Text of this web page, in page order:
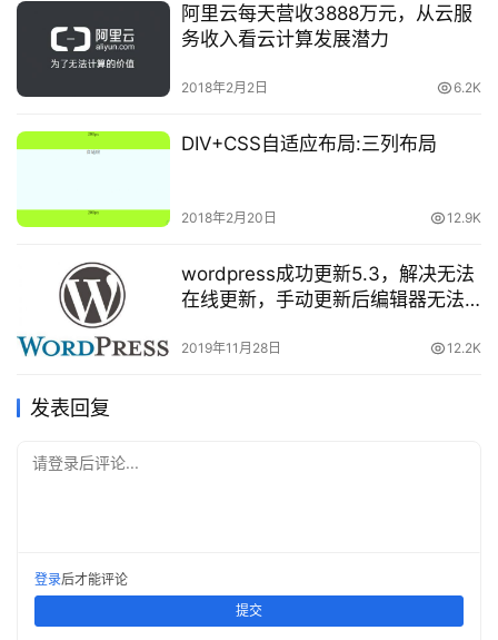
阿里云每天营收3888万元，从云服
务收入看云计算发展潜力
2018年2月2日 6.2K
DIV+CSS自适应布局:三列布局
2018年2月20日 12.9K
wordpress成功更新5.3，解决无法
在线更新，手动更新后编辑器无法
2019年11月28日 12.2K
发表回复
请登录后评论...
登录后才能评论
提交